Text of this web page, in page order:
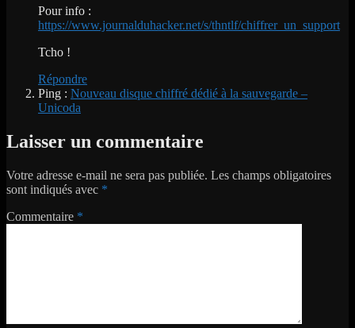
Pour info :
https://www.journalduhacker.net/s/thntlf/chiffrer_un_support
Tcho !
Répondre
Ping : Nouveau disque chiffré dédié à la sauvegarde –
Unicoda
Laisser un commentaire
Votre adresse e-mail ne sera pas publiée. Les champs obligatoires
sont indiqués avec *
Commentaire *